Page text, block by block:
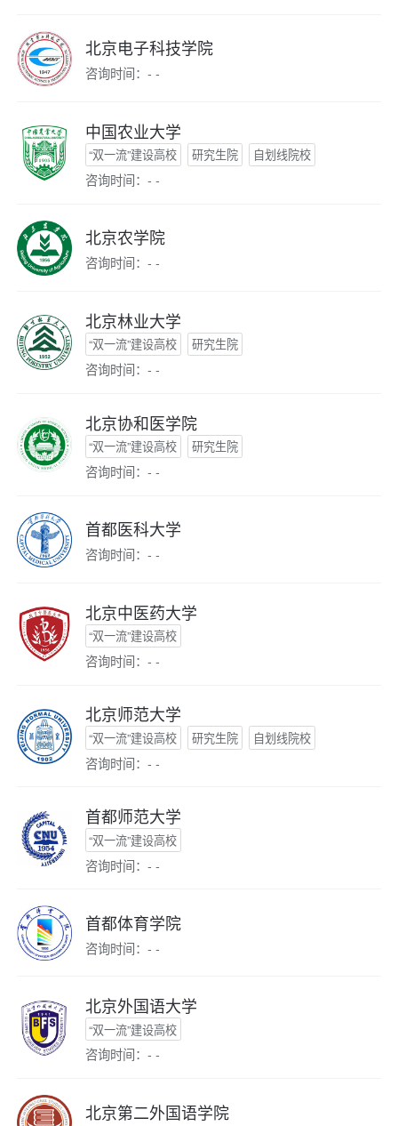
北京电子科技学院
咨询时间：- -
中国农业大学
“双一流”建设高校 研究生院 自划线院校
咨询时间：- -
北京农学院
咨询时间：- -
北京林业大学
“双一流”建设高校 研究生院
咨询时间：- -
北京协和医学院
“双一流”建设高校 研究生院
咨询时间：- -
首都医科大学
咨询时间：- -
北京中医药大学
“双一流”建设高校
咨询时间：- -
北京师范大学
“双一流”建设高校 研究生院 自划线院校
咨询时间：- -
首都师范大学
“双一流”建设高校
咨询时间：- -
首都体育学院
咨询时间：- -
北京外国语大学
“双一流”建设高校
咨询时间：- -
北京第二外国语学院